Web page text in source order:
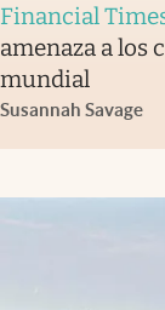
Financial
amenaza a los
mundial
Susannah Savage